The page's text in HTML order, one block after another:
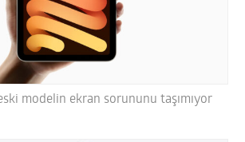
modelin ekran sorununu taşımıyor